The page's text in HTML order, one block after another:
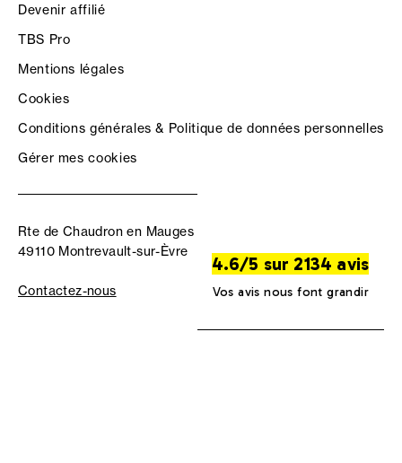
Devenir affilié
TBS Pro
Mentions légales
Cookies
Conditions générales & Politique de données personnelles
Gérer mes cookies
Rte de Chaudron en Mauges
49110 Montrevault-sur-Èvre
Contactez-nous
4.6/5 sur 2134 avis
Vos avis nous font grandir